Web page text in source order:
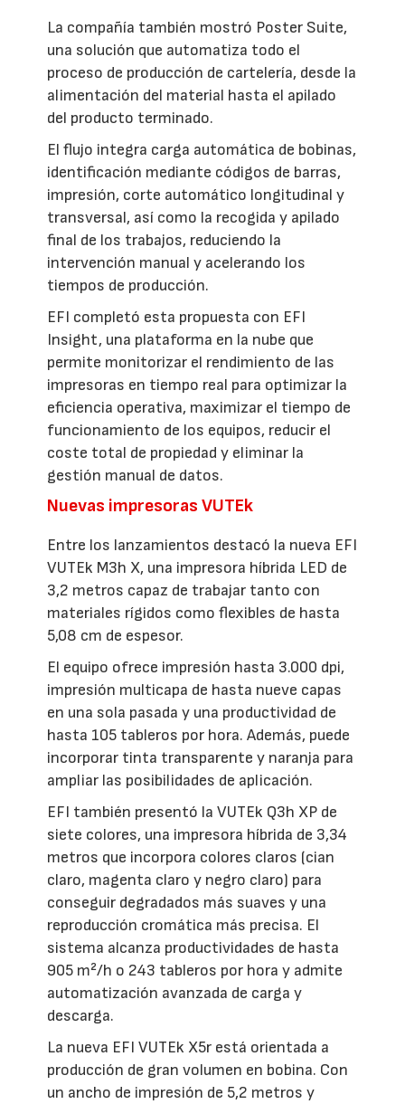
La compañía también mostró Poster Suite,
una solución que automatiza todo el
proceso de producción de cartelería, desde la
alimentación del material hasta el apilado
del producto terminado.
El flujo integra carga automática de bobinas,
identificación mediante códigos de barras,
impresión, corte automático longitudinal y
transversal, así como la recogida y apilado
final de los trabajos, reduciendo la
intervención manual y acelerando los
tiempos de producción.
EFI completó esta propuesta con EFI
Insight, una plataforma en la nube que
permite monitorizar el rendimiento de las
impresoras en tiempo real para optimizar la
eficiencia operativa, maximizar el tiempo de
funcionamiento de los equipos, reducir el
coste total de propiedad y eliminar la
gestión manual de datos.
Nuevas impresoras VUTEk
Entre los lanzamientos destacó la nueva EFI
VUTEk M3h X, una impresora híbrida LED de
3,2 metros capaz de trabajar tanto con
materiales rígidos como flexibles de hasta
5,08 cm de espesor.
El equipo ofrece impresión hasta 3.000 dpi,
impresión multicapa de hasta nueve capas
en una sola pasada y una productividad de
hasta 105 tableros por hora. Además, puede
incorporar tinta transparente y naranja para
ampliar las posibilidades de aplicación.
EFI también presentó la VUTEk Q3h XP de
siete colores, una impresora híbrida de 3,34
metros que incorpora colores claros (cian
claro, magenta claro y negro claro) para
conseguir degradados más suaves y una
reproducción cromática más precisa. El
sistema alcanza productividades de hasta
905 m²/h o 243 tableros por hora y admite
automatización avanzada de carga y
descarga.
La nueva EFI VUTEk X5r está orientada a
producción de gran volumen en bobina. Con
un ancho de impresión de 5,2 metros y